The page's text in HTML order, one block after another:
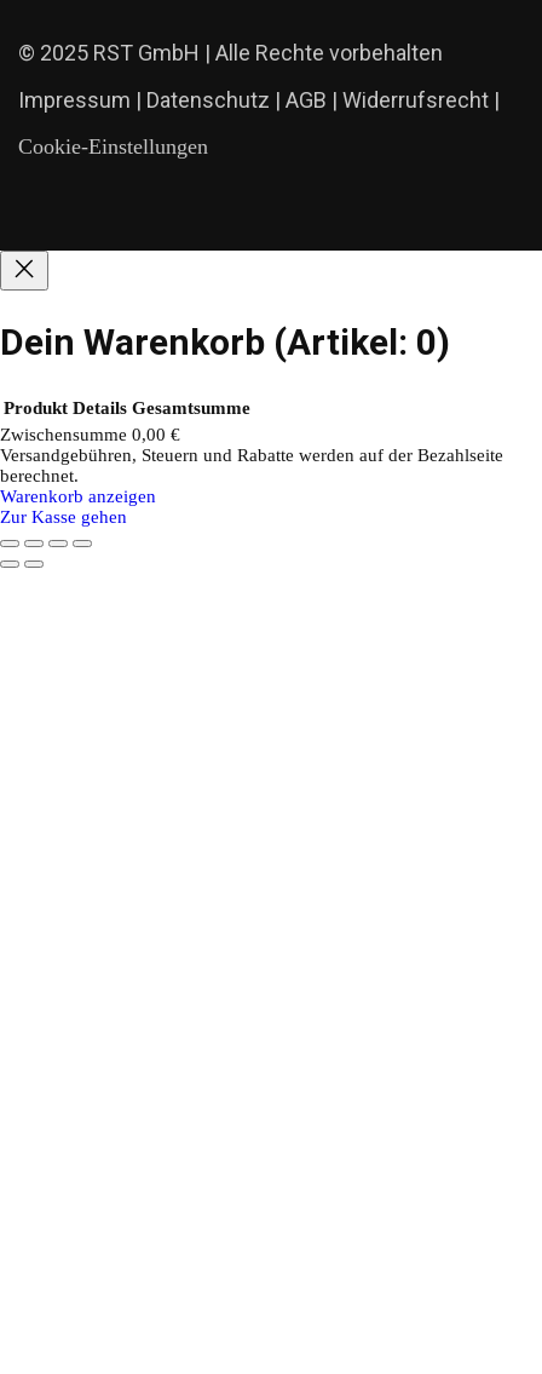
© 2025 RST GmbH | Alle Rechte vorbehalten
Impressum | Datenschutz | AGB | Widerrufsrecht |
Cookie-Einstellungen
Dein Warenkorb (Artikel: 0)
Produkte
im
Warenkorb
Produkt Details Gesamtsumme
Zwischensumme 0,00 €
Versandgebühren, Steuern und Rabatte werden auf der Bezahlseite
berechnet.
Warenkorb anzeigen
Zur Kasse gehen